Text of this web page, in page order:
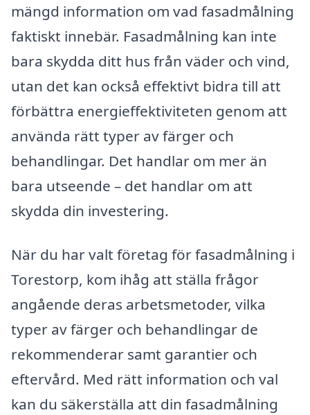
mängd information om vad fasadmålning
faktiskt innebär. Fasadmålning kan inte
bara skydda ditt hus från väder och vind,
utan det kan också effektivt bidra till att
förbättra energieffektiviteten genom att
använda rätt typer av färger och
behandlingar. Det handlar om mer än
bara utseende – det handlar om att
skydda din investering.
När du har valt företag för fasadmålning i
Torestorp, kom ihåg att ställa frågor
angående deras arbetsmetoder, vilka
typer av färger och behandlingar de
rekommenderar samt garantier och
eftervård. Med rätt information och val
kan du säkerställa att din fasadmålning